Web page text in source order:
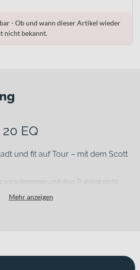
- Ob und wann dieser Artikel wieder
nicht bekannt.
EQ
und fit auf Tour – mit dem Scott
vorankommen und dein Training nicht
mit alltagstauglicher Ausstattung. Mit
Mehr anzeigen